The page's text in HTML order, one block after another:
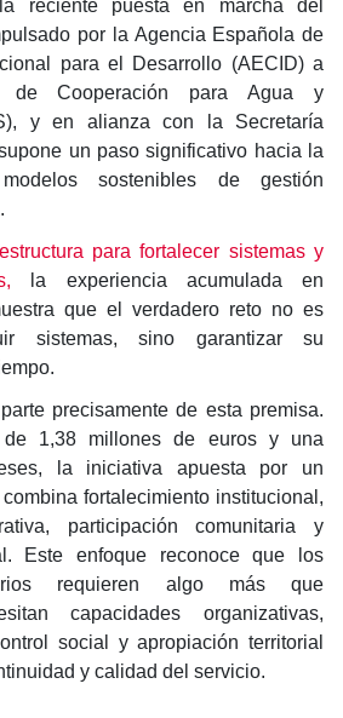
reciente puesta en marcha del
por la Agencia Española de
para el Desarrollo (AECID) a
de Cooperación para Agua y
y en alianza con la Secretaría
un paso significativo hacia la
sostenibles de gestión
para fortalecer sistemas y
la experiencia acumulada en
que el verdadero reto no es
sistemas, sino garantizar su
precisamente de esta premisa.
1,38 millones de euros y una
la iniciativa apuesta por un
fortalecimiento institucional,
participación comunitaria y
Este enfoque reconoce que los
requieren algo más que
capacidades organizativas,
social y apropiación territorial
y calidad del servicio.